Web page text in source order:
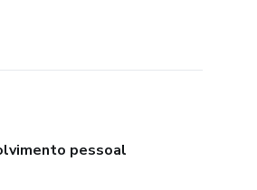
pessoal